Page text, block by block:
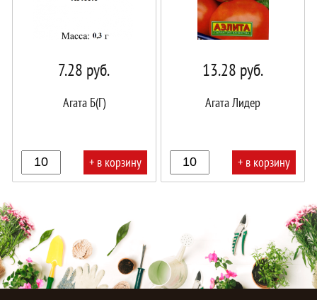
7.28 руб.
Агата Б(Г)
+ в корзину
корзине!
13.28 руб.
Агата Лидер
+ в корзину